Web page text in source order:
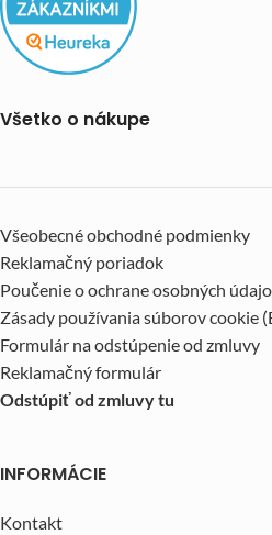
Všetko o nákupe
Všeobecné obchodné podmienky
Reklamačný poriadok
Poučenie o ochrane osobných
Zásady používania súborov cookie
Formulár na odstúpenie od zmluvy
Reklamačný formulár
Odstúpiť od zmluvy tu
INFORMÁCIE
Kontakt